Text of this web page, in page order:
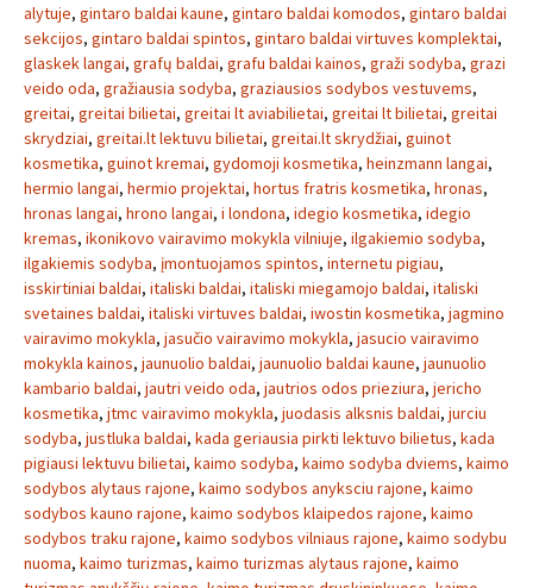
alytuje, gintaro baldai kaune, gintaro baldai komodos, gintaro baldai
sekcijos, gintaro baldai spintos, gintaro baldai virtuves komplektai,
glaskek langai, grafų baldai, grafu baldai kainos, graži sodyba, grazi
veido oda, gražiausia sodyba, graziausios sodybos vestuvems,
greitai, greitai bilietai, greitai lt aviabilietai, greitai lt bilietai, greitai
skrydziai, greitai.lt lektuvu bilietai, greitai.lt skrydžiai, guinot
kosmetika, guinot kremai, gydomoji kosmetika, heinzmann langai,
hermio langai, hermio projektai, hortus fratris kosmetika, hronas,
hronas langai, hrono langai, i londona, idegio kosmetika, idegio
kremas, ikonikovo vairavimo mokykla vilniuje, ilgakiemio sodyba,
ilgakiemis sodyba, įmontuojamos spintos, internetu pigiau,
isskirtiniai baldai, italiski baldai, italiski miegamojo baldai, italiski
svetaines baldai, italiski virtuves baldai, iwostin kosmetika, jagmino
vairavimo mokykla, jasučio vairavimo mokykla, jasucio vairavimo
mokykla kainos, jaunuolio baldai, jaunuolio baldai kaune, jaunuolio
kambario baldai, jautri veido oda, jautrios odos prieziura, jericho
kosmetika, jtmc vairavimo mokykla, juodasis alksnis baldai, jurciu
sodyba, justluka baldai, kada geriausia pirkti lektuvo bilietus, kada
pigiausi lektuvu bilietai, kaimo sodyba, kaimo sodyba dviems, kaimo
sodybos alytaus rajone, kaimo sodybos anyksciu rajone, kaimo
sodybos kauno rajone, kaimo sodybos klaipedos rajone, kaimo
sodybos traku rajone, kaimo sodybos vilniaus rajone, kaimo sodybu
nuoma, kaimo turizmas, kaimo turizmas alytaus rajone, kaimo